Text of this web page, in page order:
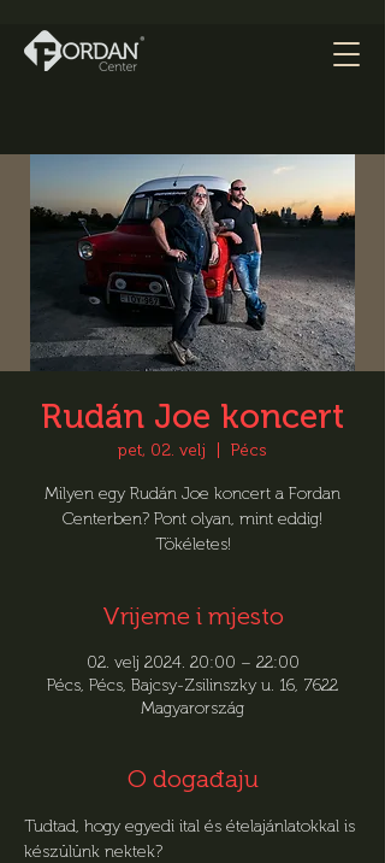
Rudán Joe koncert
pet, 02. velj Pécs
Milyen egy Rudán Joe koncert a Fordan
Centerben? Pont olyan, mint eddig!
Tökéletes!
Vrijeme i mjesto
02. velj 2024. 20:00 – 22:00
Pécs, Pécs, Bajcsy-Zsilinszky u. 16, 7622
Magyarország
O događaju
Tudtad, hogy egyedi ital és ételajánlatokkal is
készülünk nektek?